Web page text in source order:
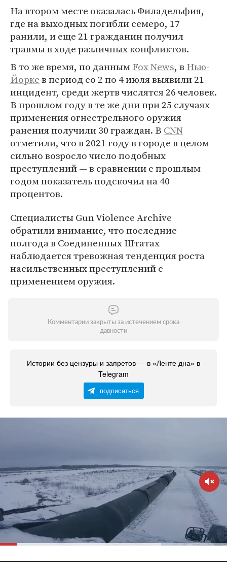
На втором месте оказалась Филадельфия,
где на выходных погибли семеро, 17
ранили, и еще 21 гражданин получил
травмы в ходе различных конфликтов.
В то же время, по даннымFox News, в Нью-
Йоркев период со 2 по 4 июля выявили 21
инцидент, среди жертв числятся 26 человек.
В прошлом году в те же дни при 25 случаях
применения огнестрельного оружия
ранения получили 30 граждан. В CNN
отметили, что в 2021 году в городе в целом
сильно возросло число подобных
преступлений — в сравнении с прошлым
годом показатель подскочил на 40
процентов.
Специалисты Gun Violence Archive
обратили внимание, что последние
полгода в Соединенных Штатах
наблюдается тревожная тенденция роста
насильственных преступлений с
применением оружия.
Комментарии закрыты за истечением срока
давности
Истории без цензуры и запретов — в «Ленте дна» в
Telegram
подписаться